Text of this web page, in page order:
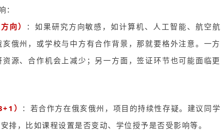
：
向）
：如果研究方向敏感，如计算机、人工智能、航空航
俄州，或学校与中方有合作背景，那就要格外注意。一方
源、合作机会上减少；另一方面，签证环节也可能面临更
） ：若合作方在俄亥俄州，项目的持续性存疑。建议同学
排，比如课程设置是否变动、学位授予是否受影响等。